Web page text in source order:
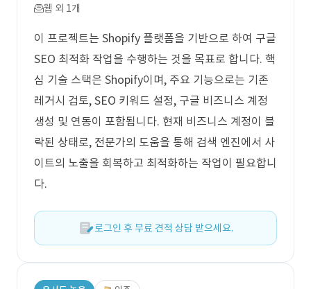
웹 외 1개
이 프로젝트는 Shopify 플랫폼을 기반으로 하여 구글
SEO 최적화 작업을 수행하는 것을 목표로 합니다. 핵
심 기술 스택은 Shopify이며, 주요 기능으로는 기존
레거시 검토, SEO 키워드 설정, 구글 비즈니스 계정
생성 및 연동이 포함됩니다. 현재 비즈니스 계정이 블
락된 상태로, 전문가의 도움을 통해 검색 엔진에서 사
이트의 노출을 회복하고 최적화하는 작업이 필요합니
다.
로그인 후 무료 견적 상담 받으세요.